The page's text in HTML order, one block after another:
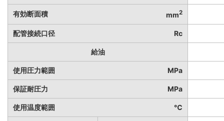
有効断面積 mm2
配管接続口径 Rc
給油
使用圧力範囲 MPa
保証耐圧力 MPa
使用温度範囲 ℃